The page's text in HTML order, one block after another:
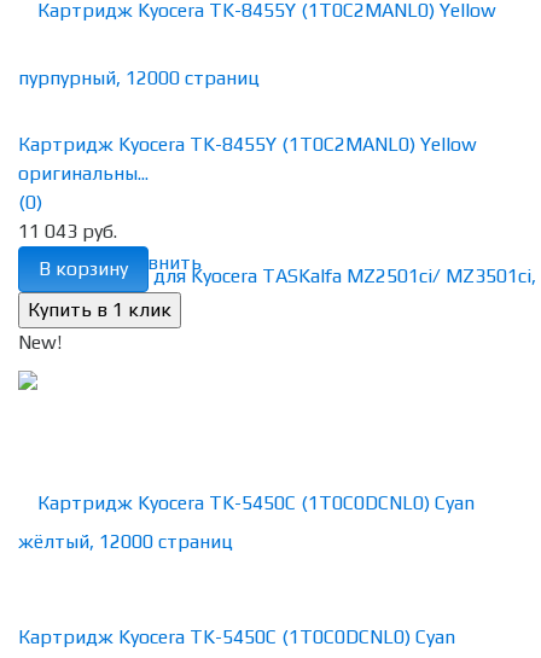
избранное сравнить
Картридж Kyocera TK-8455Y (1T0C2MANL0) Yellow
оригинальны...
(0)
11 043 руб.
В корзину
New!
Картридж Kyocera TK-5450C (1T0C0DCNL0) Cyan